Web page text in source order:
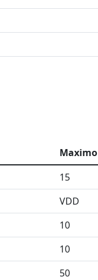
Maximo
15
VDD
10
10
50